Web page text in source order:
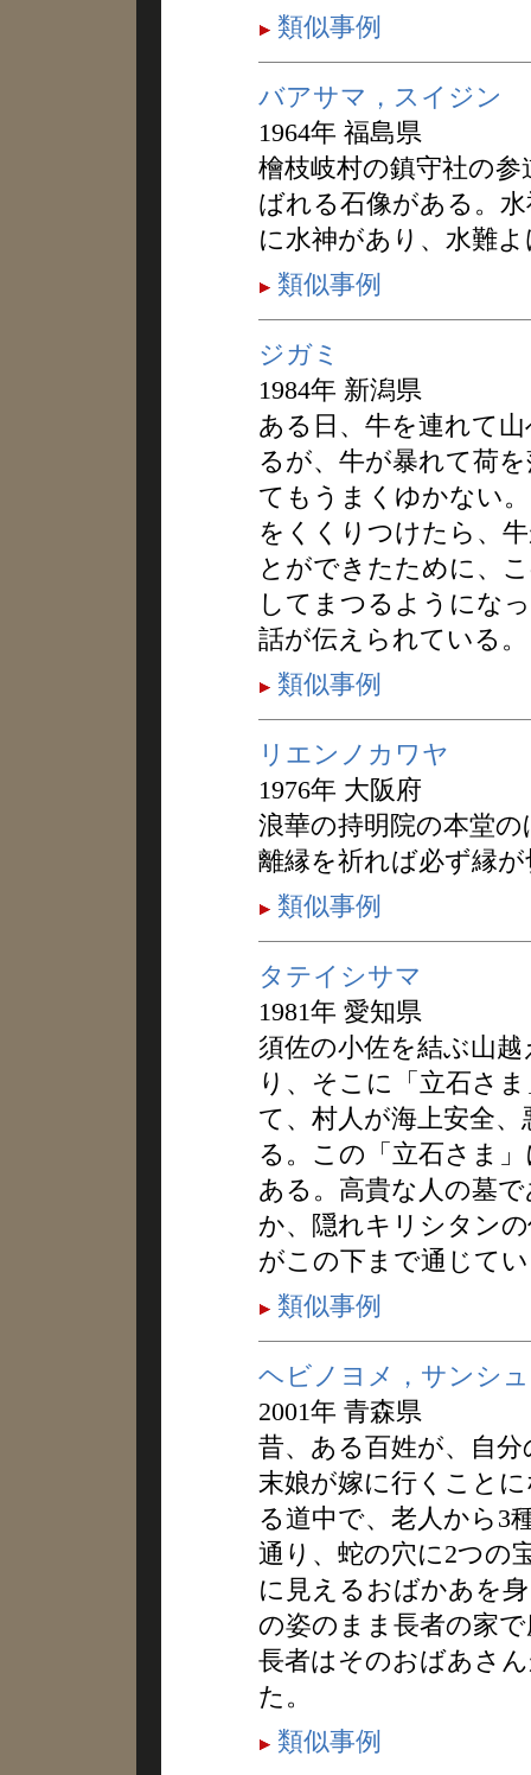
類似事例
バアサマ，スイジン
1964年 福島県
檜枝岐村の鎮守社の
ばれる石像がある。
に水神があり、水難
類似事例
ジガミ
1984年 新潟県
ある日、牛を連れて
るが、牛が暴れて荷
てもうまくゆかない
をくくりつけたら、
とができたために、
してまつるようにな
話が伝えられている。
類似事例
リエンノカワヤ
1976年 大阪府
浪華の持明院の本堂
離縁を祈れば必ず縁
類似事例
タテイシサマ
1981年 愛知県
須佐の小佐を結ぶ山
り、そこに「立石さ
て、村人が海上安全
る。この「立石さま
ある。高貴な人の墓
か、隠れキリシタン
がこの下まで通じて
類似事例
ヘビノヨメ，サンシ
2001年 青森県
昔、ある百姓が、自
末娘が嫁に行くこと
る道中で、老人から3
通り、蛇の穴に2つの
に見えるおばかあを
の姿のまま長者の家
長者はそのおばあさ
た。
類似事例